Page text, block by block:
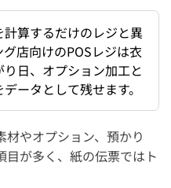
る
期設定を行う
作成
に関するよくある質問
中古で購入するのは危険？
クリーニング店向けPOSレジ
算するだけのレジと異
店向けのPOSレジは衣
日、オプション加工と
ータとして残せます。
やオプション、預かり
目が多く、紙の伝票ではト